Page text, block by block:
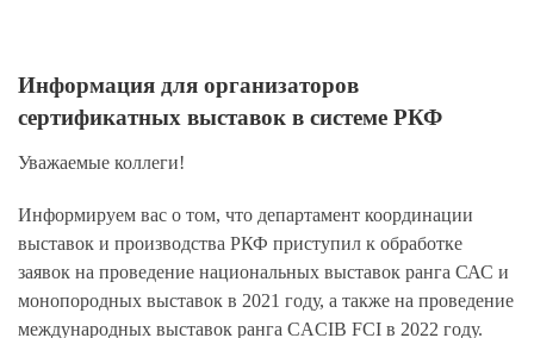
Информация для организаторов
сертификатных выставок в системе РКФ
Уважаемые коллеги!
Информируем вас о том, что департамент координации
выставок и производства РКФ приступил к обработке
заявок на проведение национальных выставок ранга САС и
монопородных выставок в 2021 году, а также на проведение
международных выставок ранга CACIB FCI в 2022 году.